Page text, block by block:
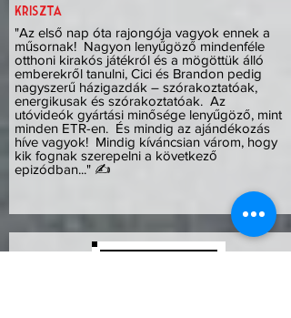
kriszta
"Az első nap óta rajongója vagyok ennek a
műsornak! Nagyon lenyűgöző mindenféle
otthoni kirakós játékról és a mögöttük álló
emberekről tanulni, Cici és Brandon pedig
nagyszerű házigazdák – szórakoztatóak,
energikusak és szórakoztatóak. Az
utóvideók gyártási minősége lenyűgöző, mint
minden ETR-en. És mindig az ajándékozás
híve vagyok! Mindig kíváncsian várom, hogy
kik fognak szerepelni a következő
epizódban..." ✍️